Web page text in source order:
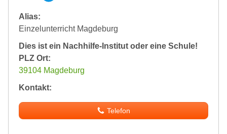
Alias:
Einzelunterricht Magdeburg
Dies ist ein Nachhilfe-Institut oder eine Schule!
PLZ Ort:
39104 Magdeburg
Kontakt:
Telefon